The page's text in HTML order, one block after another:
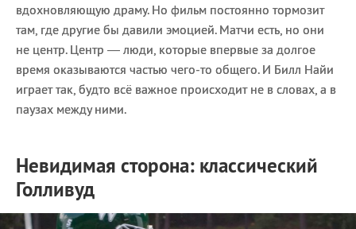
вдохновляющую драму. Но фильм постоянно тормозит
там, где другие бы давили эмоцией. Матчи есть, но они
не центр. Центр — люди, которые впервые за долгое
время оказываются частью чего-то общего. И Билл Найи
играет так, будто всё важное происходит не в словах, а в
паузах между ними.
Невидимая сторона: классический
Голливуд